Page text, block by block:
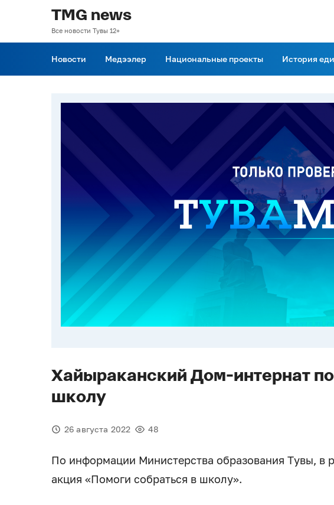
TMG news
Все новости Тувы 12+
Новости Медээлер Национальные проекты История
Хайыраканский Дом-интернат
школу
26 августа 2022 48
По информации Министерства образования Тувы, в
акция «Помоги собраться в школу».